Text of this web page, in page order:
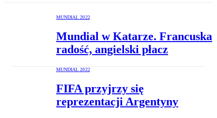
MUNDIAL 2022
Mundial w Katarze. Francuska
radość, angielski płacz
MUNDIAL 2022
FIFA przyjrzy się
reprezentacji Argentyny